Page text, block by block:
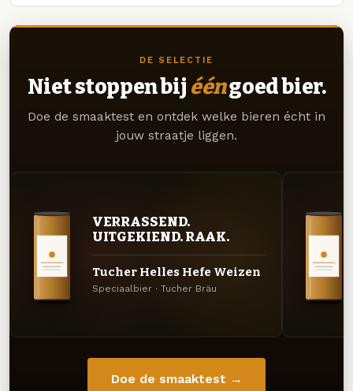
DE SELECTIE
Niet stoppen bij ééngoed bier.
Doe de smaaktest en ontdek welke bieren écht in
jouw straatje liggen.
VERRASSEND.
UITGEKIEND. RAAK.
Tucher Helles Hefe Weizen
Speciaalbier · Tucher Bräu
Doe de smaaktest →